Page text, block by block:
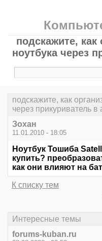
подскажите, как
ноутбука через
подскажите, как
через прикуриватель в
Зохан
11.01.2010 - 18:05
Ноутбук Тошиба
купить?
как они влияют на
К списку тем
Интересные темы
forums-kuban.ru